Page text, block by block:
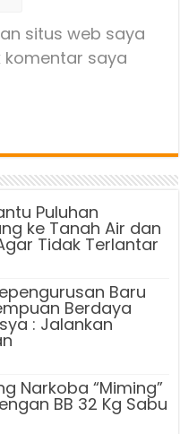
situs web saya
saya
Puluhan
ke Tanah Air dan
Tidak Terlantar
Baru
Berdaya
: Jalankan
Narkoba “Miming”
BB 32 Kg Sabu